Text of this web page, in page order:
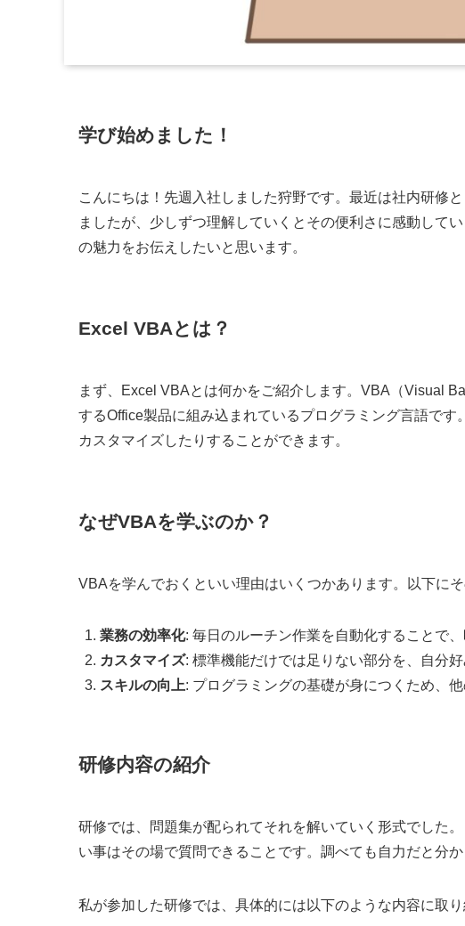
学び始めました！
こんにちは！先週入社しました狩野です。最近は社内研修
ましたが、少しずつ理解していくとその便利さに感動して
の魅力をお伝えしたいと思います。
Excel VBAとは？
まず、Excel VBAとは何かをご紹介します。VBA（Visual
するOffice製品に組み込まれているプログラミング言語です
カスタマイズしたりすることができます。
なぜVBAを学ぶのか？
VBAを学んでおくといい理由はいくつかあります。以下にそ
業務の効率化: 毎日のルーチン作業を自動化することで
カスタマイズ: 標準機能だけでは足りない部分を、自分
スキルの向上: プログラミングの基礎が身につくため、
研修内容の紹介
研修では、問題集が配られてそれを解いていく形式でした
い事はその場で質問できることです。調べても自力だと分
私が参加した研修では、具体的には以下のような内容に取り